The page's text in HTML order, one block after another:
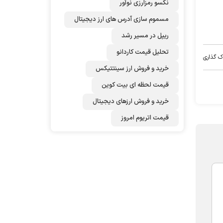
گذاری
نکسو رمزارزی نوآور
مسموم سازی آدرس های ارز دیجیتال
ریپل در مسیر رشد
تحلیل قیمت کاردانو
خرید و فروش ارز سینتتیکس
قیمت لحظه ای بیت کوین
خرید و فروش ارزهای دیجیتال
قیمت اتریوم امروز